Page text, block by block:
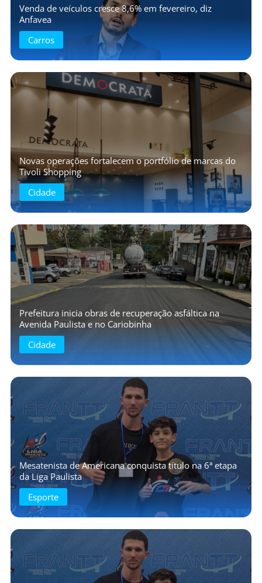
Venda de veículos cresce 8,6% em fevereiro, diz
Anfavea
Carros
Novas operações fortalecem o portfólio de marcas do
Tivoli Shopping
Cidade
Prefeitura inicia obras de recuperação asfáltica na
Avenida Paulista e no Cariobinha
Cidade
Mesatenista de Americana conquista título na 6ª etapa
da Liga Paulista
Esporte